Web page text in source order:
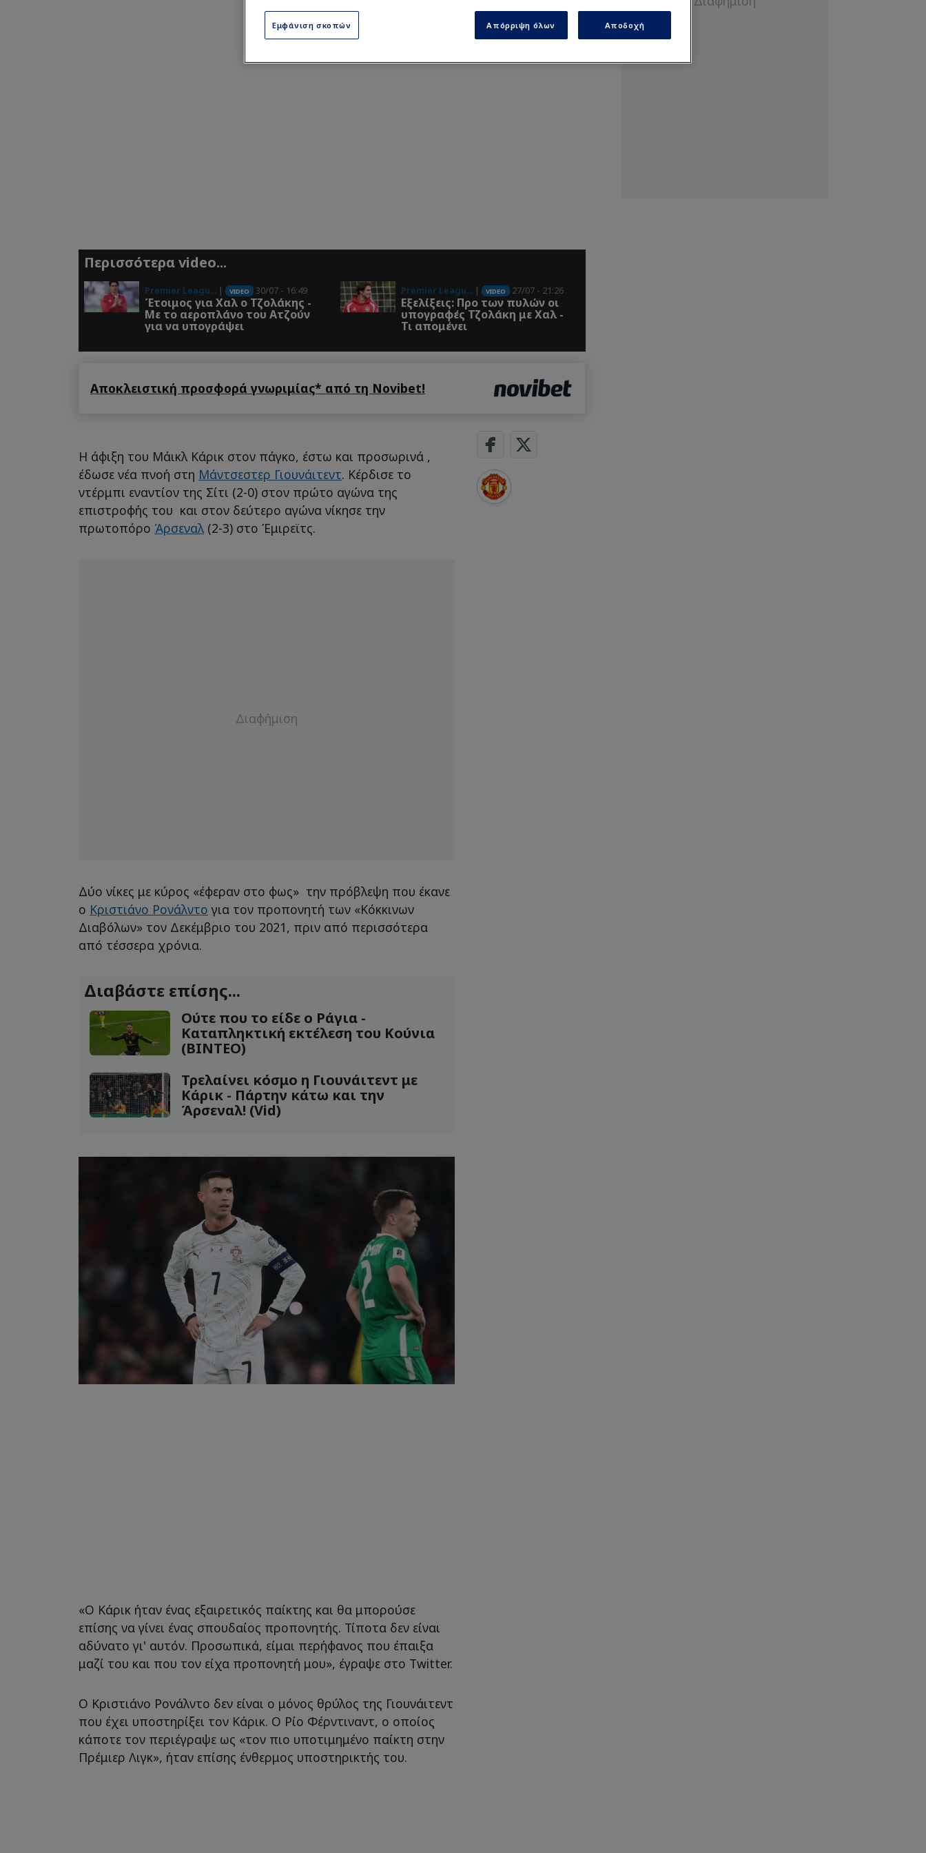
Περισσότερα video...
Premier Leagu... | VIDEO 30/07 - 16:49
Έτοιμος για Χαλ ο Τζολάκης -
Με το αεροπλάνο του Ατζούν
για να υπογράψει
Premier Leagu... | VIDEO 27/07 - 21:26
Εξελίξεις: Προ των πυλών οι
υπογραφές Τζολάκη με Χαλ -
Τι απομένει
Αποκλειστική προσφορά γνωριμίας* από τη Novibet!
Η άφιξη του Μάικλ Κάρικ στον πάγκο, έστω και προσωρινά ,
έδωσε νέα πνοή στη Μάντσεστερ Γιουνάιτεντ. Κέρδισε το
ντέρμπι εναντίον της Σίτι (2-0) στον πρώτο αγώνα της
επιστροφής του και στον δεύτερο αγώνα νίκησε την
πρωτοπόρο Άρσεναλ (2-3) στο Έμιρεϊτς.
Δύο νίκες με κύρος «έφεραν στο φως» την πρόβλεψη που έκανε
ο Κριστιάνο Ρονάλντο για τον προπονητή των «Κόκκινων
Διαβόλων» τον Δεκέμβριο του 2021, πριν από περισσότερα
από τέσσερα χρόνια.
Διαβάστε επίσης...
Ούτε που το είδε ο Ράγια -
Καταπληκτική εκτέλεση του Κούνια
(ΒΙΝΤΕΟ)
Τρελαίνει κόσμο η Γιουνάιτεντ με
Κάρικ - Πάρτην κάτω και την
Άρσεναλ! (Vid)
«Ο Κάρικ ήταν ένας εξαιρετικός παίκτης και θα μπορούσε
επίσης να γίνει ένας σπουδαίος προπονητής. Τίποτα δεν είναι
αδύνατο γι' αυτόν. Προσωπικά, είμαι περήφανος που έπαιξα
μαζί του και που τον είχα προπονητή μου», έγραψε στο Twitter.
Ο Κριστιάνο Ρονάλντο δεν είναι ο μόνος θρύλος της Γιουνάιτεντ
που έχει υποστηρίξει τον Κάρικ. Ο Ρίο Φέρντιναντ, ο οποίος
κάποτε τον περιέγραψε ως «τον πιο υποτιμημένο παίκτη στην
Πρέμιερ Λιγκ», ήταν επίσης ένθερμος υποστηρικτής του.
Εμφάνιση σκοπών Απόρριψη όλων Αποδοχή